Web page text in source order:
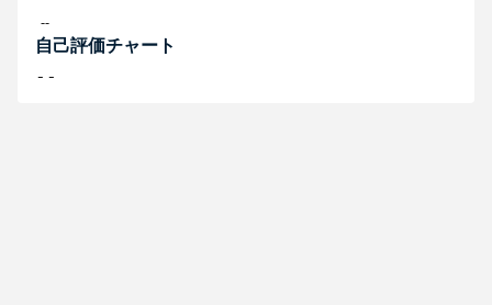
--
自己評価チャート
--